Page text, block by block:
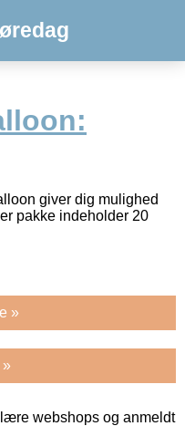
giver dig mulighed
pakke indeholder 20
»
»
webshops og anmeldt